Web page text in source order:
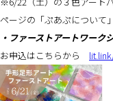
ページの「ぷあぷについて
・ファーストアートワー
お申込はこちらから